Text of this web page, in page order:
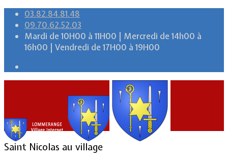
03.82.84.81.48
09.70.62.52.03
Mardi de 10H00 à 11H00 | Mercredi de 14h00 à
16h00 | Vendredi de 17H00 à 19H00
Saint Nicolas au village